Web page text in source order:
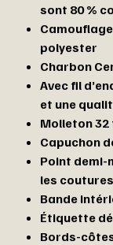
sont 80 %
polyester
Charbon
Avec fil
et une
Molleton
Capuchon
Point demi-
les coutures
Bande
Étiquette
Bords-